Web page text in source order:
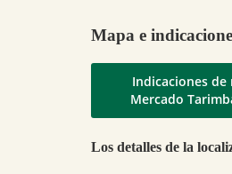
Mapa e
Indicaciones de
Mercado
Los detalles de la